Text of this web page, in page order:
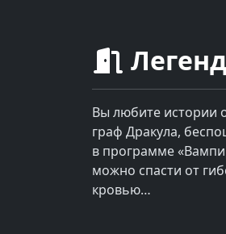
Вы любите истории
граф Дракула,
в программе
можно спасти от
кровью…